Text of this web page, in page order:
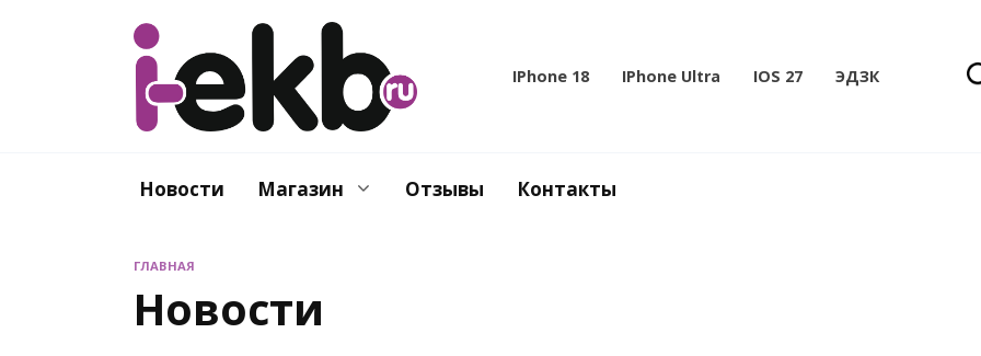
IPhone 18 IPhone Ultra IOS 27 ЭДЗК
Новости Магазин Отзывы Контакты
ГЛАВНАЯ
Новости